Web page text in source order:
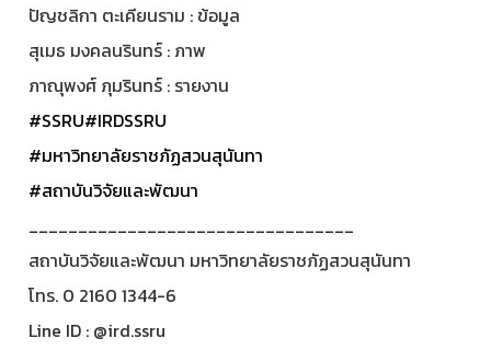
ปัญชลิกา ตะเคียนราม : ข้อมูล
สุเมธ มงคลนรินทร์ : ภาพ
ภาณุพงศ์ ภุมรินทร์ : รายงาน
#SSRU#IRDSSRU
#มหาวิทยาลัยราชภัฏสวนสุนันทา
#สถาบันวิจัยและพัฒนา
_________________________________
สถาบันวิจัยและพัฒนา มหาวิทยาลัยราชภัฏสวนสุนันทา
โทร. 0 2160 1344-6
Line ID : @ird.ssru